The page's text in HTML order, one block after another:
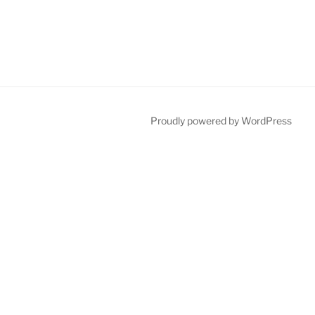
Proudly powered by WordPress